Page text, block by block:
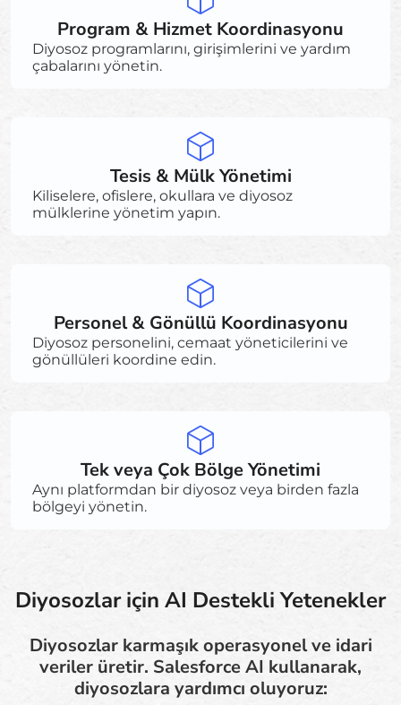
Program & Hizmet Koordinasyonu
Diyosoz programlarını, girişimlerini ve yardım
çabalarını yönetin.
Tesis & Mülk Yönetimi
Kiliselere, ofislere, okullara ve diyosoz
mülklerine yönetim yapın.
Personel & Gönüllü Koordinasyonu
Diyosoz personelini, cemaat yöneticilerini ve
gönüllüleri koordine edin.
Tek veya Çok Bölge Yönetimi
Aynı platformdan bir diyosoz veya birden fazla
bölgeyi yönetin.
Diyosozlar için AI Destekli Yetenekler
Diyosozlar karmaşık operasyonel ve idari
veriler üretir. Salesforce AI kullanarak,
diyosozlara yardımcı oluyoruz: